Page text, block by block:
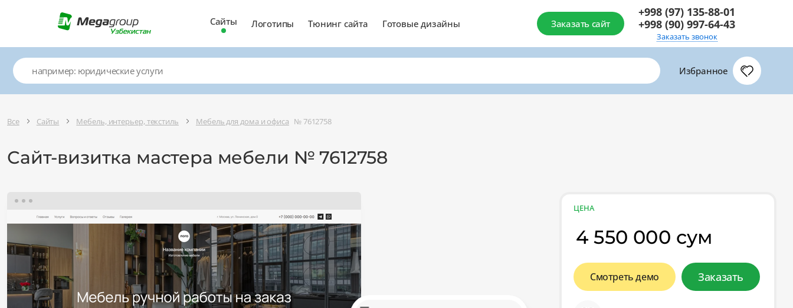
Сайты Логотипы Тюнинг сайта Готовые дизайны Заказать сайт
+998 (97) 135-88-01
+998 (90) 997-64-43
Заказать звонок
Избранное
Все Сайты Мебель, интерьер, текстиль Мебель для дома и офиса № 7612758
Сайт-визитка мастера мебели № 7612758
ЦЕНА
4 550 000 сум
Смотреть демо Заказать